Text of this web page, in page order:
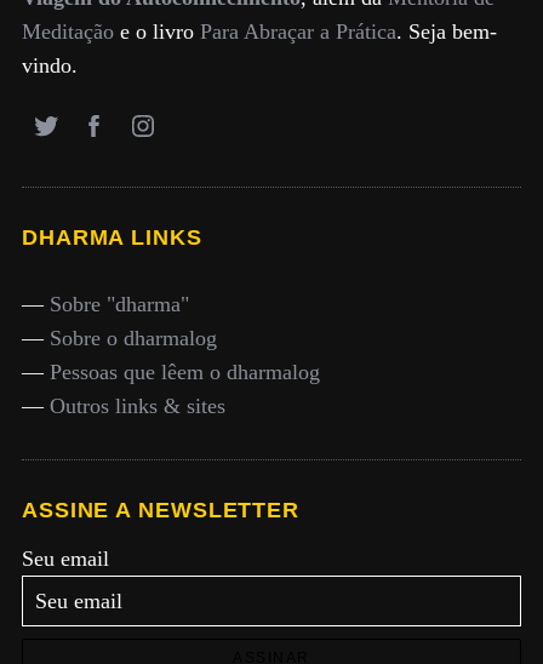
Meditaçãoe o livro Para Abraçar a Prática. Seja bem-
vindo.
DHARMA LINKS
— Sobre "dharma"
— Sobre o dharmalog
— Pessoas que lêem o dharmalog
— Outros links & sites
ASSINE A NEWSLETTER
Seu email